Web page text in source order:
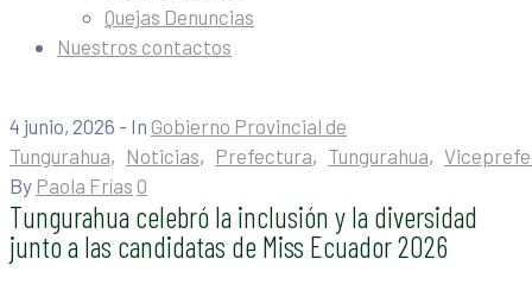
Quejas Denuncias
Nuestros contactos
4 junio, 2026 - In Gobierno Provincial de
Tungurahua‚ Noticias‚ Prefectura‚ Tungurahua‚
By Paola Frías 0
Tungurahua celebró la inclusión y la diversidad
junto a las candidatas de Miss Ecuador 2026